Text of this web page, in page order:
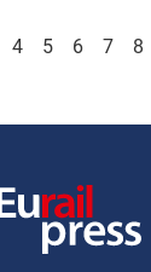
4 5 6 7 8